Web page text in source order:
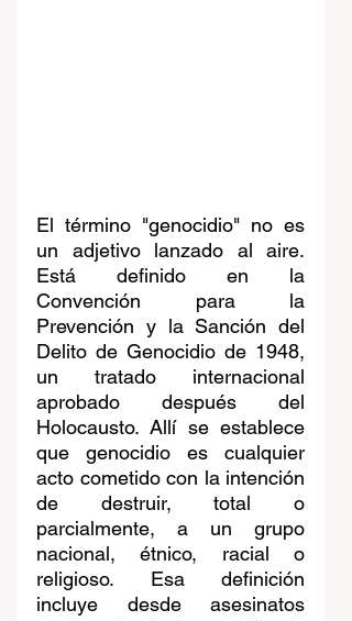
El término "genocidio" no es
un adjetivo lanzado al aire.
Está definido en la
Convención para la
Prevención y la Sanción del
Delito de Genocidio de 1948,
un tratado internacional
aprobado después del
Holocausto. Allí se establece
que genocidio es cualquier
acto cometido con la intención
de destruir, total o
parcialmente, a un grupo
nacional, étnico, racial o
religioso. Esa definición
incluye desde asesinatos